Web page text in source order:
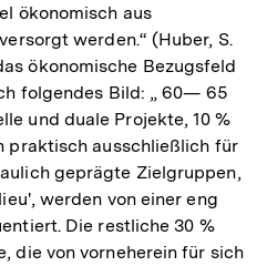
ökonomisch aus
werden.“ (Huber, S.
ökonomische Bezugsfeld
folgendes Bild: „ 60— 65
und duale Projekte, 10 %
praktisch ausschließlich für
geprägte Zielgruppen,
werden von einer eng
Die restliche 30 %
die von vorneherein für sich